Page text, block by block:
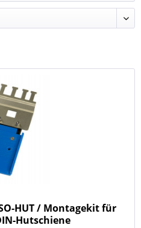
HUT / Montagekit für
Hutschiene